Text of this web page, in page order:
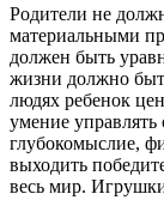
Родители не
материальными
должен быть
жизни должно
людях ребенок
умение
глубокомыслие,
выходить
весь мир.